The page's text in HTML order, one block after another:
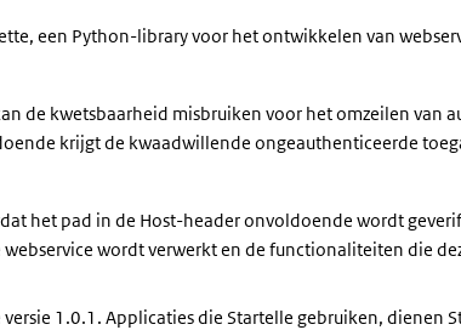
een Python-library voor het ontwikkelen van
de kwetsbaarheid misbruiken voor het omzeilen van
krijgt de kwaadwillende ongeauthenticeerde
het pad in de Host-header onvoldoende wordt
wordt verwerkt en de functionaliteiten die
1.0.1. Applicaties die Startelle gebruiken, dienen